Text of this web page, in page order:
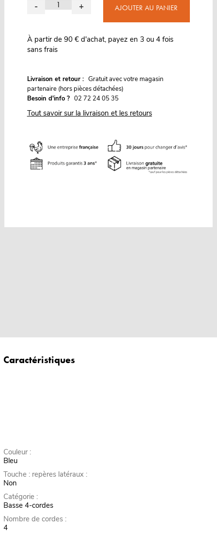
- + AJOUTER AU PANIER
À partir de 90 € d'achat, payez en 3 ou 4 fois
sans frais
Livraison et retour : Gratuit avec votre magasin
partenaire (hors pièces détachées)
Besoin d'info ? 02 72 24 05 35
Tout savoir sur la livraison et les retours
Caractéristiques
Couleur :
Bleu
Touche : repères latéraux :
Non
Catégorie :
Basse 4-cordes
Nombre de cordes :
4